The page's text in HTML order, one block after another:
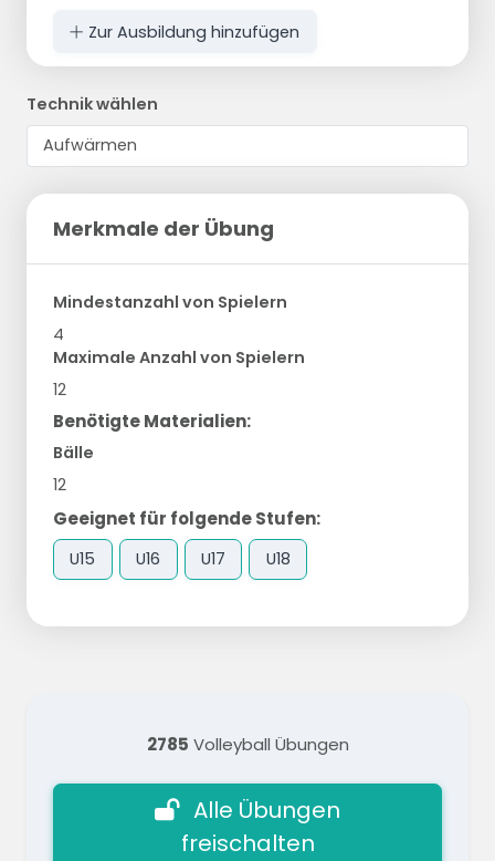
Zur Ausbildung hinzufügen
Technik wählen
Merkmale der Übung
Mindestanzahl von Spielern
4
Maximale Anzahl von Spielern
12
Benötigte Materialien:
Bälle
12
Geeignet für folgende Stufen:
U15 U16 U17 U18
2785 Volleyball Übungen
Alle Übungen
freischalten